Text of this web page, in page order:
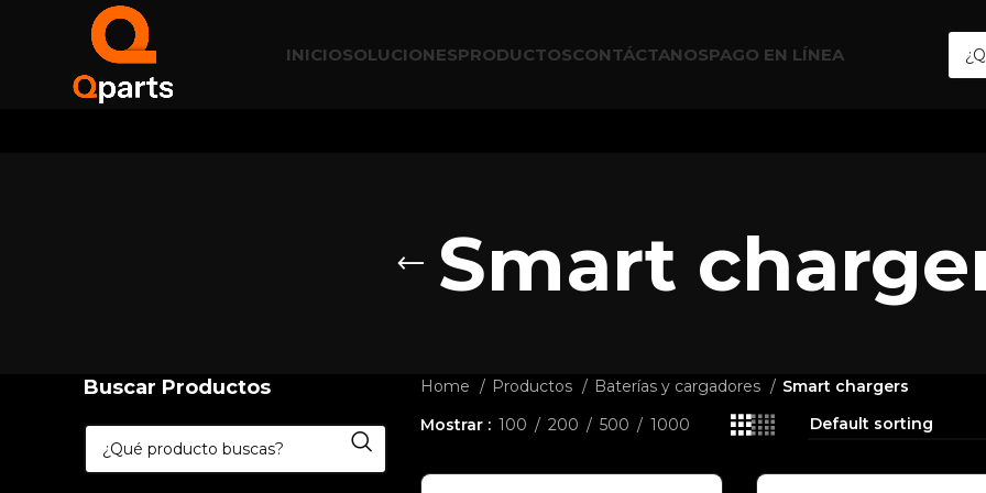
INICIOSOLUCIONESPRODUCTOSCONTÁCTANOSPAGO EN LÍNEA
Smart
Buscar Productos Home Productos Baterías y cargadores
Smart chargers
Mostrar
100 200 500 1000